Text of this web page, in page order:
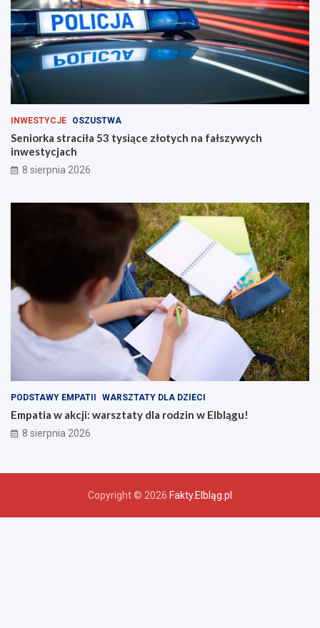
INWESTYCJE OSZUSTWA
Seniorka straciła 53 tysiące złotych na fałszywych
inwestycjach
8 sierpnia 2026
PODSTAWY EMPATII WARSZTATY DLA DZIECI
Empatia w akcji: warsztaty dla rodzin w Elblągu!
8 sierpnia 2026
Copyright © 2026 Fakty.Elbląg.pl